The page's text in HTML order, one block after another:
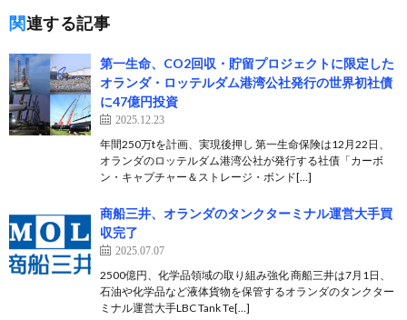
関連する記事
第一生命、CO2回収・貯留プロジェクトに限定した
オランダ・ロッテルダム港湾公社発行の世界初社債
に47億円投資
2025.12.23
年間250万tを計画、実現後押し 第一生命保険は12月22日、
オランダのロッテルダム港湾公社が発行する社債「カーボ
ン・キャプチャー＆ストレージ・ボンド[…]
商船三井、オランダのタンクターミナル運営大手買
収完了
2025.07.07
2500億円、化学品領域の取り組み強化 商船三井は7月1日、
石油や化学品など液体貨物を保管するオランダのタンクター
ミナル運営大手LBC Tank Te[…]